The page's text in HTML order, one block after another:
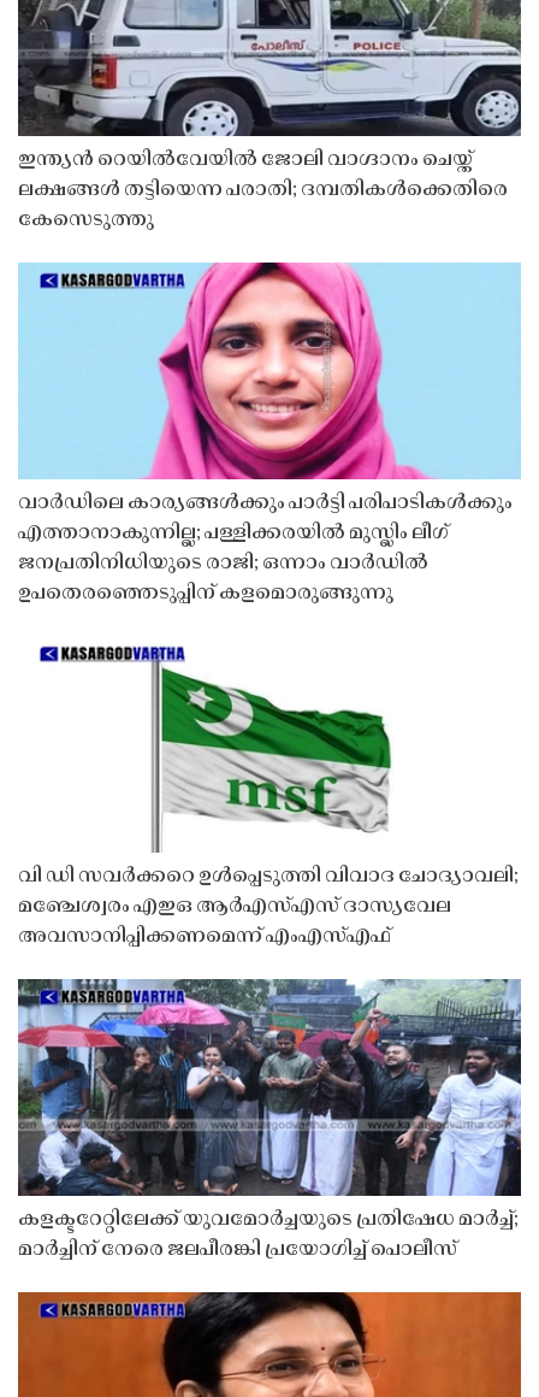
ഇന്ത്യൻ റെയിൽവേയിൽ ജോലി വാഗ്ദാനം ചെയ്ത്
ലക്ഷങ്ങൾ തട്ടിയെന്ന പരാതി; ദമ്പതികൾക്കെതിരെ
കേസെടുത്തു
വാർഡിലെ കാര്യങ്ങൾക്കും പാർട്ടി പരിപാടികൾക്കും
എത്താനാകുന്നില്ല; പള്ളിക്കരയിൽ മുസ്ലിം ലീഗ്
ജനപ്രതിനിധിയുടെ രാജി; ഒന്നാം വാർഡിൽ
ഉപതെരഞ്ഞെടുപ്പിന് കളമൊരുങ്ങുന്നു
വി ഡി സവർക്കറെ ഉൾപ്പെടുത്തി വിവാദ ചോദ്യാവലി;
മഞ്ചേശ്വരം എഇഒ ആർഎസ്എസ് ദാസ്യവേല
അവസാനിപ്പിക്കണമെന്ന് എംഎസ്എഫ്
കളക്ടറേറ്റിലേക്ക് യുവമോർച്ചയുടെ പ്രതിഷേധ മാർച്ച്;
മാർച്ചിന് നേരെ ജലപീരങ്കി പ്രയോഗിച്ച് പൊലീസ്